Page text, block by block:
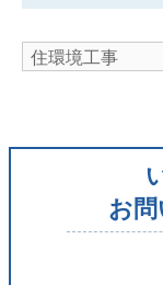
カ
リ
お問